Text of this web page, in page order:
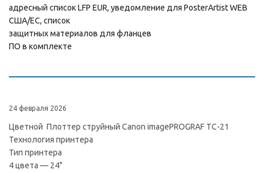
адресный список LFP EUR, уведомление для PosterArtist WEB
США/ЕС, список
защитных материалов для фланцев
ПО в комплекте
24 февраля 2026
Цветной Плоттер струйный Canon imagePROGRAF TC-21
Технология принтера
Тип принтера
4 цвета — 24"